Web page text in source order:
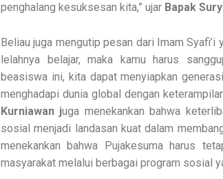
penghalang kesuksesan kita,” ujar Bapak
Beliau juga mengutip pesan dari Imam Syafi’i
lelahnya belajar, maka kamu harus
beasiswa ini, kita dapat menyiapkan
menghadapi dunia global dengan
Kurniawan juga menekankan bahwa
sosial menjadi landasan kuat dalam
menekankan bahwa Pujakesuma harus
masyarakat melalui berbagai program sosial